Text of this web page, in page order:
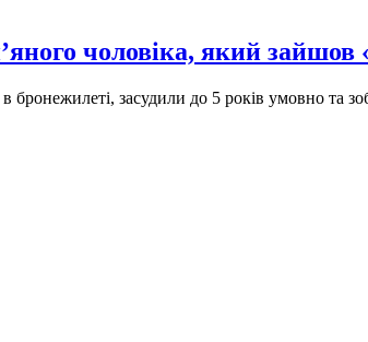
чоловіка, який зайшов
бронежилеті, засудили до 5 років умовно та